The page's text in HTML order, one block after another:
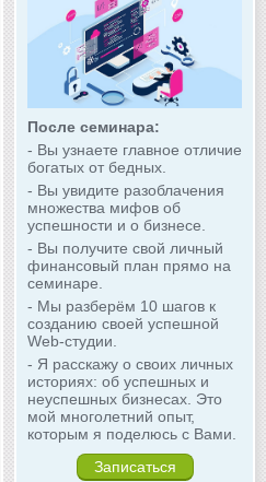
После семинара:
- Вы узнаете главное отличие
богатых от бедных.
- Вы увидите разоблачения
множества мифов об
успешности и о бизнесе.
- Вы получите свой личный
финансовый план прямо на
семинаре.
- Мы разберём 10 шагов к
созданию своей успешной
Web-студии.
- Я расскажу о своих личных
историях: об успешных и
неуспешных бизнесах. Это
мой многолетний опыт,
которым я поделюсь с Вами.
Записаться